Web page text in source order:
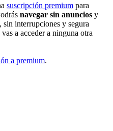
suscripción premium para
navegar sin anuncios y
interrupciones y segura
vas a acceder a ninguna otra
a premium.